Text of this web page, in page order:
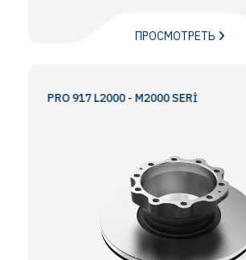
ПРОСМОТРЕТЬ
PRO 917 L2000 - M2000 SERİ